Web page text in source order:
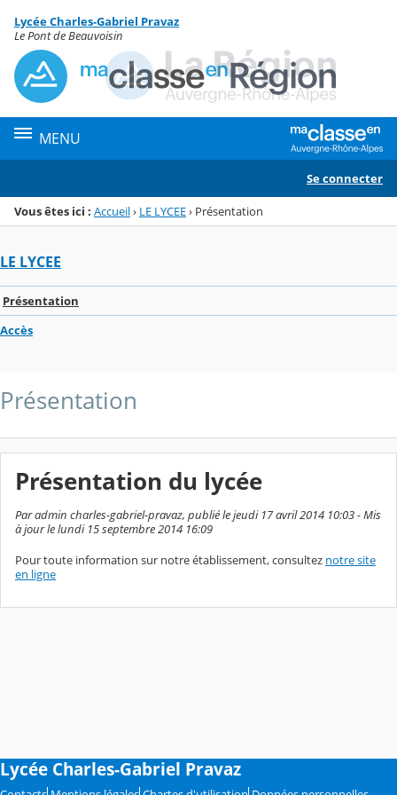
Menu de la rubrique
Contenu
Lycée Charles-Gabriel Pravaz
Le Pont de Beauvoisin
MENU
Se connecter
Vous êtes ici : Accueil› LE LYCEE› Présentation
LE LYCEE
Présentation
Accès
Présentation
Présentation du lycée
Par admin charles-gabriel-pravaz, publié le jeudi 17 avril 2014 10:03 - Mis
à jour le lundi 15 septembre 2014 16:09
Pour toute information sur notre établissement, consultez notre site
en ligne
Lycée Charles-Gabriel Pravaz